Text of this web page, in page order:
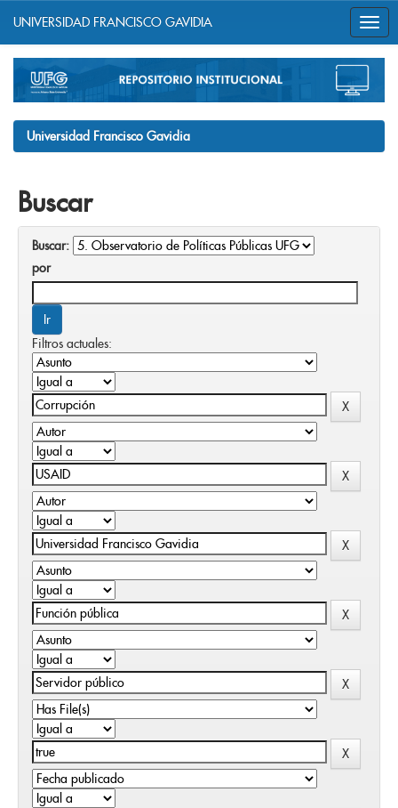
navigation
UNIVERSIDAD FRANCISCO GAVIDIA
Universidad Francisco Gavidia
Buscar
Buscar:
por
Filtros actuales: